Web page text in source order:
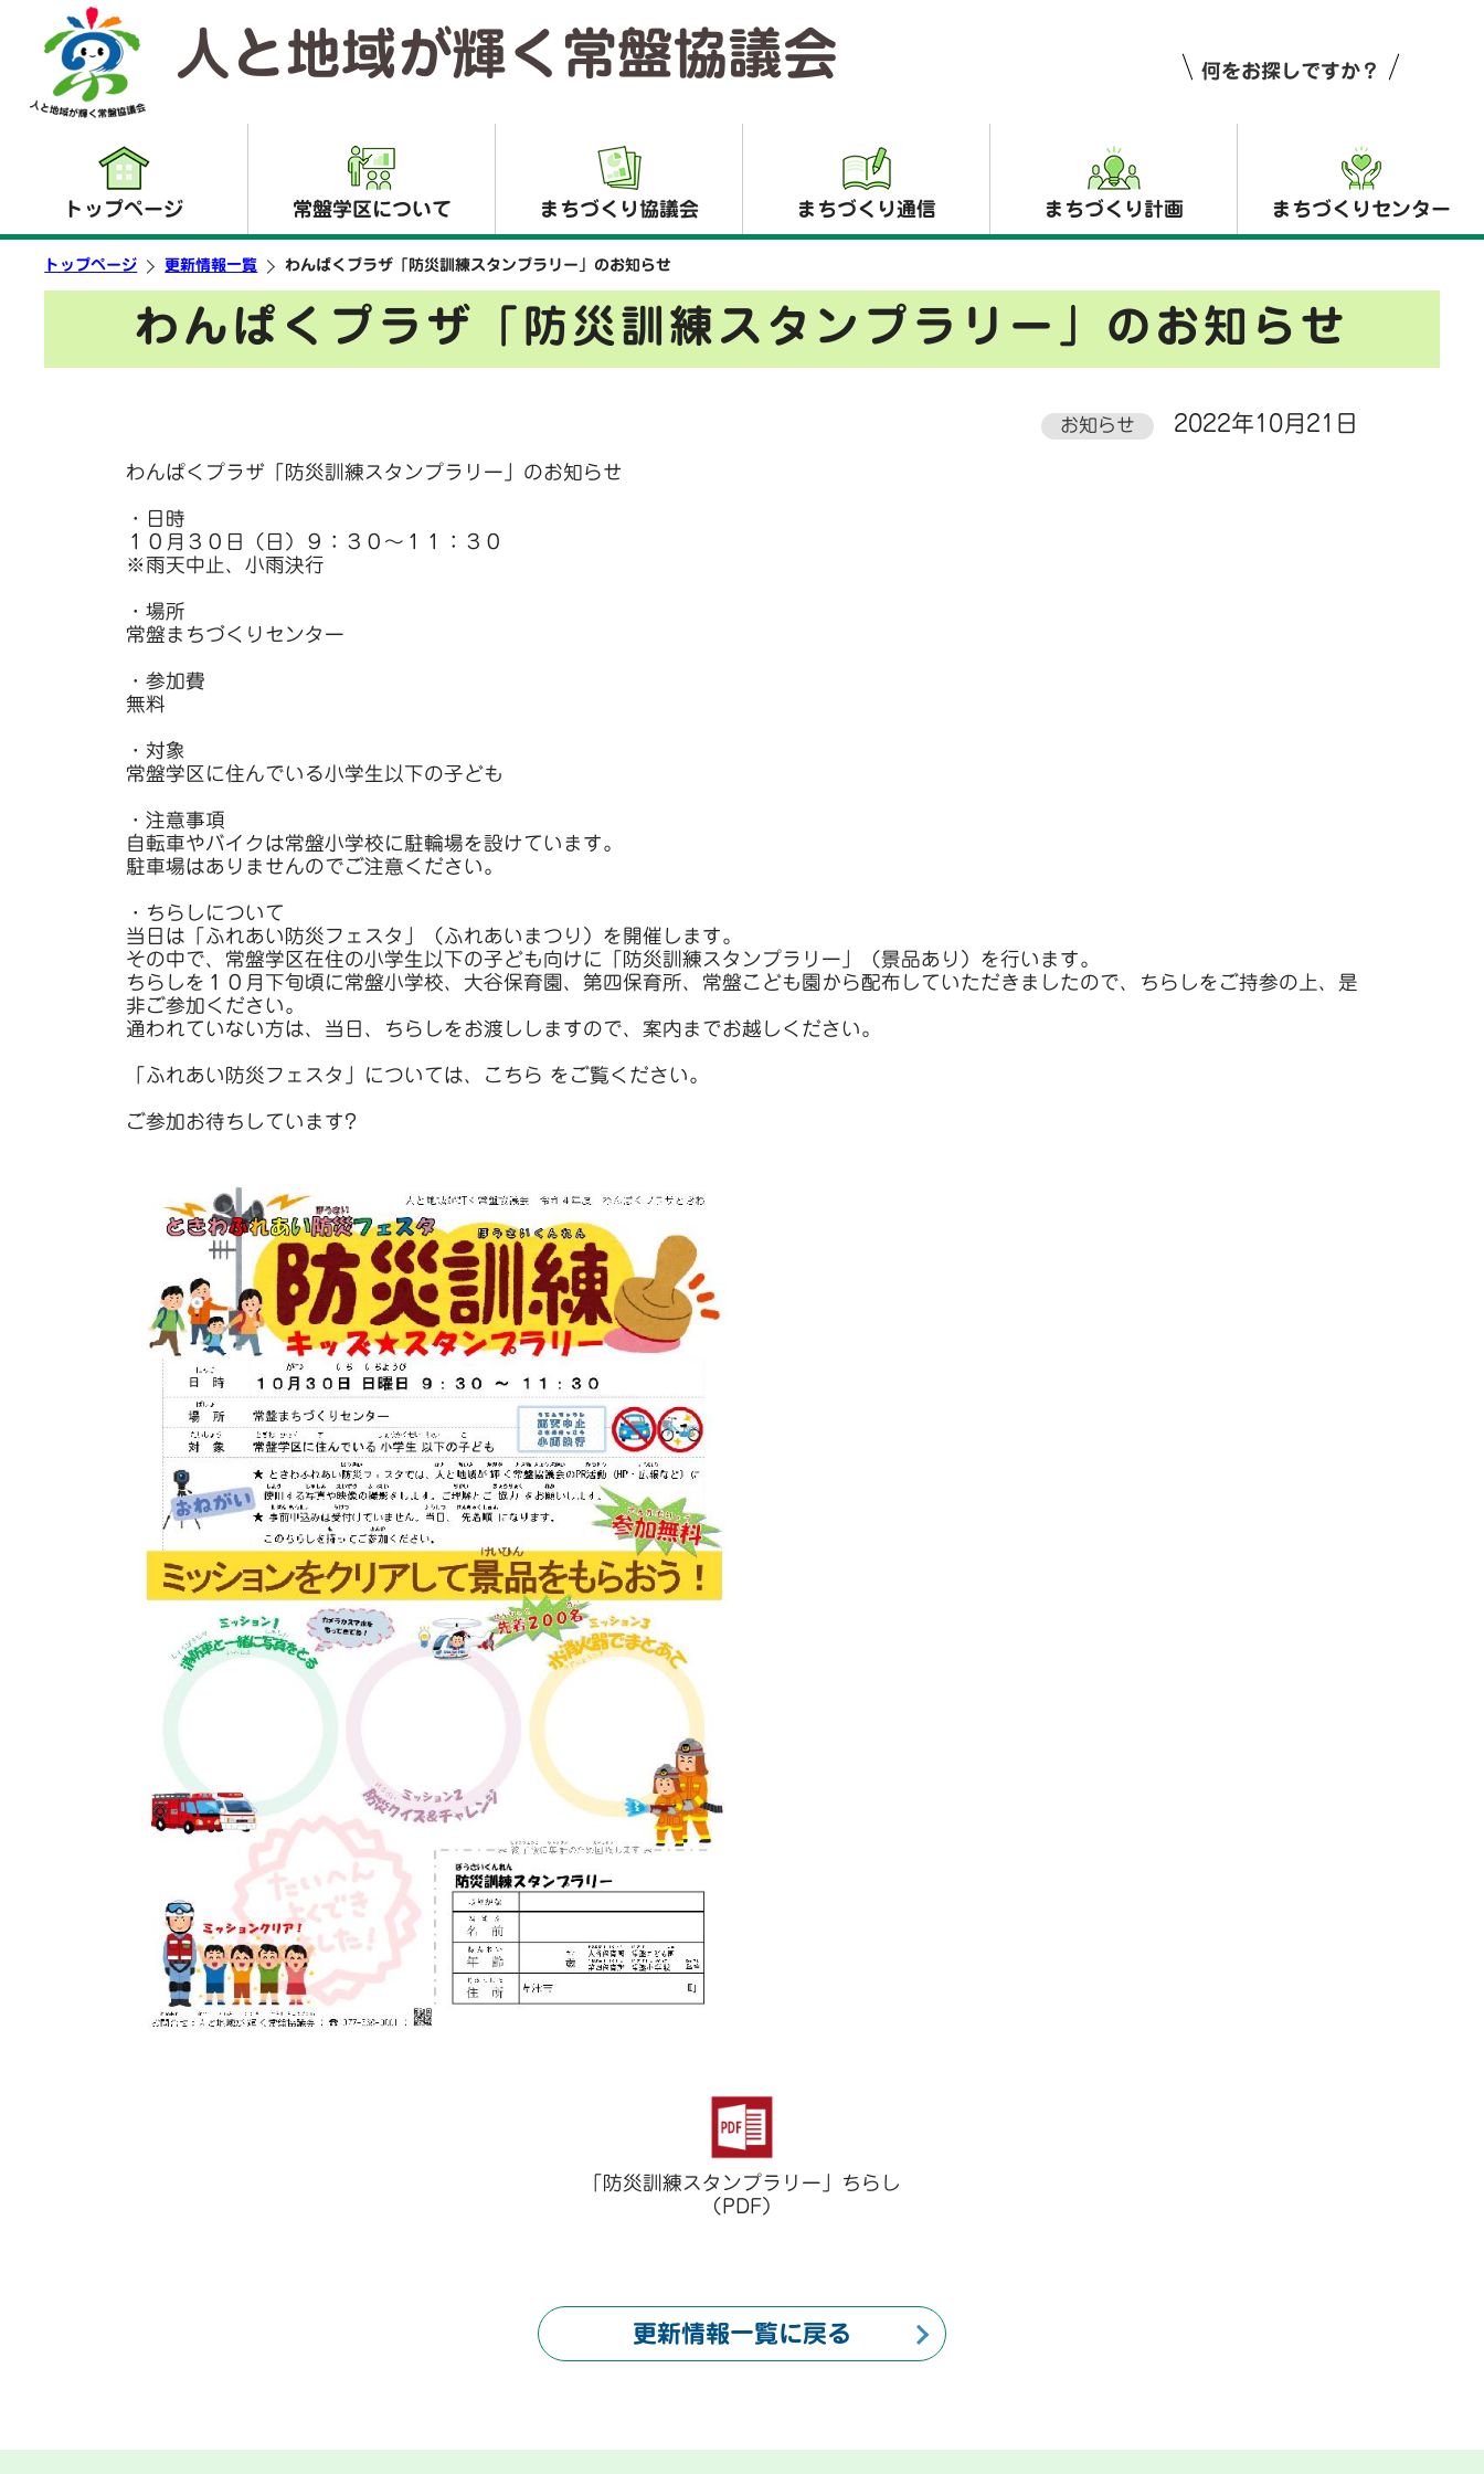
人と地域が輝く常盤協議会 何をお探しですか？
トップページ 常盤学区について まちづくり協議会 まちづくり通信 まちづくり計画 まちづくりセンター
トップページ 更新情報一覧 わんぱくプラザ「防災訓練スタンプラリー」のお知らせ
わんぱくプラザ「防災訓練スタンプラリー」のお知らせ
お知らせ 2022年10月21日
わんぱくプラザ「防災訓練スタンプラリー」のお知らせ
・日時
１０月３０日（日）９：３０～１１：３０
※雨天中止、小雨決行
・場所
常盤まちづくりセンター
・参加費
無料
・対象
常盤学区に住んでいる小学生以下の子ども
・注意事項
自転車やバイクは常盤小学校に駐輪場を設けています。
駐車場はありませんのでご注意ください。
・ちらしについて
当日は「ふれあい防災フェスタ」（ふれあいまつり）を開催します。
その中で、常盤学区在住の小学生以下の子ども向けに「防災訓練スタンプラリー」（景品あり）を行います。
ちらしを１０月下旬頃に常盤小学校、大谷保育園、第四保育所、常盤こども園から配布していただきましたので、ちらしをご持参の上、是
非ご参加ください。
通われていない方は、当日、ちらしをお渡ししますので、案内までお越しください。
「ふれあい防災フェスタ」については、 こちら をご覧ください。
ご参加お待ちしています?
「防災訓練スタンプラリー」ちらし
（PDF）
更新情報一覧に戻る